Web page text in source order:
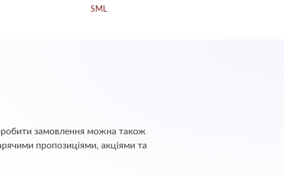
S M L
замовлення можна також
пропозиціями, акціями та